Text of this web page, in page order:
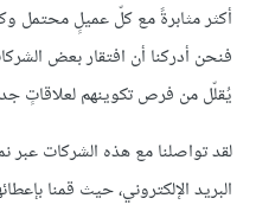
أكثر مثابرةً مع كلّ عميلٍ محتمل
فنحن أدركنا أن افتقار بعض
يُقلّل من فرص تكوينهم لعلاقاتٍ
لقد تواصلنا مع هذه الشركات عبر
البريد الإلكتروني، حيث قمنا